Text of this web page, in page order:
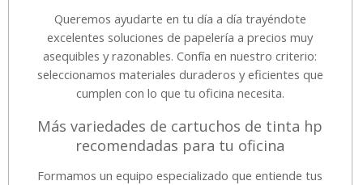
Queremos ayudarte en tu día a día trayéndote
excelentes soluciones de papelería a precios muy
asequibles y razonables. Confía en nuestro criterio:
seleccionamos materiales duraderos y eficientes que
cumplen con lo que tu oficina necesita.
Más variedades de cartuchos de tinta hp
recomendadas para tu oficina
Formamos un equipo especializado que entiende tus